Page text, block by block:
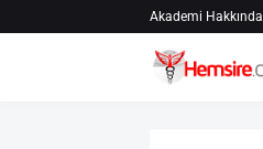
Akademi Hakkında